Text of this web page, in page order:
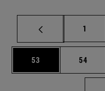
Página
1
Página
53 Página
54